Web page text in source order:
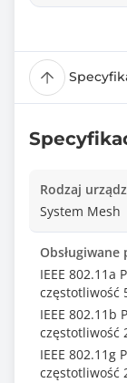
Rodzaj
System Mesh
IEEE 802.11a
częstotliwość
IEEE 802.11b
częstotliwość
IEEE 802.11g
częstotliwość